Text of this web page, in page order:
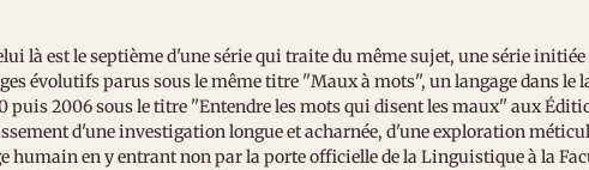
là est le septième d'une série qui traite du même sujet, une série initiée
évolutifs parus sous le même titre ''Maux à mots'', un langage dans le
puis 2006 sous le titre ''Entendre les mots qui disent les maux'' aux
d'une investigation longue et acharnée, d'une exploration
humain en y entrant non par la porte officielle de la Linguistique à la